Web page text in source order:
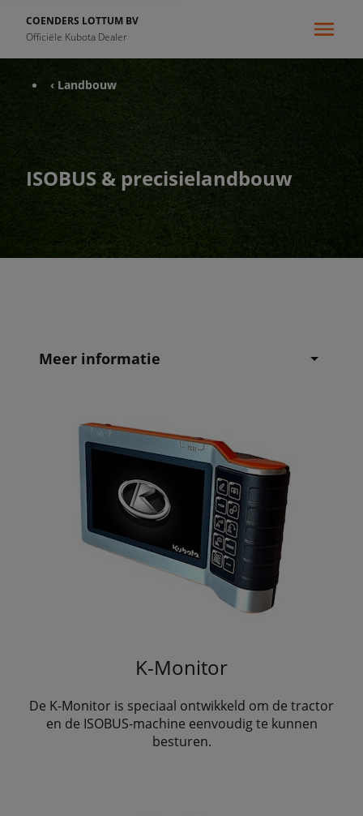
COENDERS LOTTUM BV
Officiële Kubota Dealer
‹ Landbouw
ISOBUS & precisielandbouw
Meer informatie
K-Monitor
De K-Monitor is speciaal ontwikkeld om de tractor
en de ISOBUS-machine eenvoudig te kunnen
besturen.